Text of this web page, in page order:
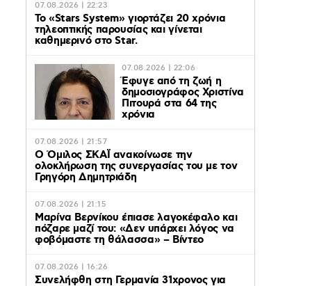
07.08.2026 | 22:23
Το «Stars System» γιορτάζει 20 χρόνια
τηλεοπτικής παρουσίας και γίνεται
καθημερινό στο Star.
07.08.2026 | 22:06
Έφυγε από τη ζωή η
δημοσιογράφος Χριστίνα
Πιτουρά στα 64 της
χρόνια
07.08.2026 | 21:57
Ο Όμιλος ΣΚΑΪ ανακοίνωσε την
ολοκλήρωση της συνεργασίας του με τον
Γρηγόρη Δημητριάδη
07.08.2026 | 21:15
Μαρίνα Βερνίκου έπιασε λαγοκέφαλο και
πόζαρε μαζί του: «Δεν υπάρχει λόγος να
φοβόμαστε τη θάλασσα» – Βίντεο
07.08.2026 | 16:26
Συνελήφθη στη Γερμανία 31χρονος για